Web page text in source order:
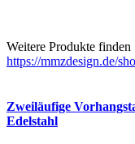
Weitere Produkte finden
https://mmzdesign.de/
Zweiläufige
Edelstahl